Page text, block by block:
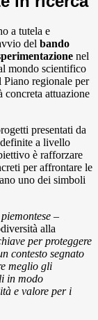
a tutela e
del bando
nel
mondo scientifico
regionale per
attuazione
presentati da
a livello
è rafforzare
per affrontare le
uno dei simboli
–
alla
per proteggere
contesto segnato
meglio gli
in modo
e valore per i